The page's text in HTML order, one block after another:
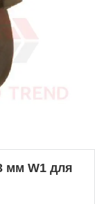
мм W1 для